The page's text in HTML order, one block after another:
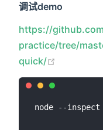
调试demo
https://
practice/tree/
quick/